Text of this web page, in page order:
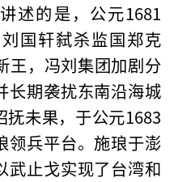
述的是，公元1681
国轩弑杀监国郑克
王，冯刘集团加剧分
长期袭扰东南沿海城
未果，于公元1683
领兵平台。施琅于澎
武止戈实现了台湾和